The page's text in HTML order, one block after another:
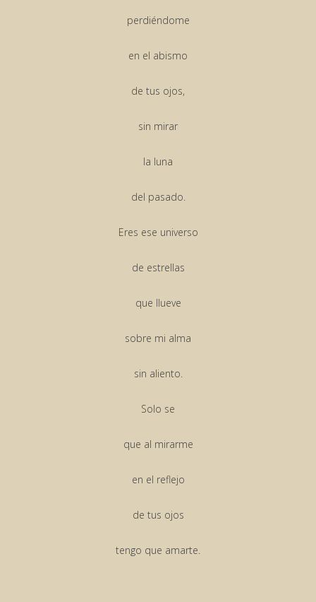
perdiéndome
en el abismo
de tus ojos,
sin mirar
la luna
del pasado.
Eres ese universo
de estrellas
que llueve
sobre mi alma
sin aliento.
Solo se
que al mirarme
en el reflejo
de tus ojos
tengo que amarte.